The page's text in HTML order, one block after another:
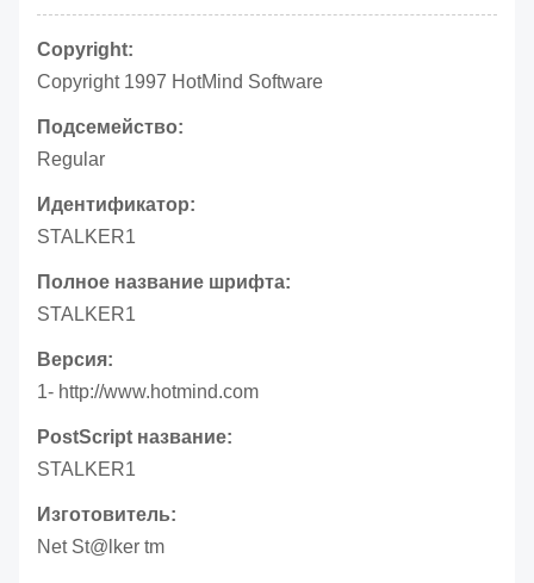
Copyright:
Copyright 1997 HotMind Software
Подсемейство:
Regular
Идентификатор:
STALKER1
Полное название шрифта:
STALKER1
Версия:
1- http://www.hotmind.com
PostScript название:
STALKER1
Изготовитель:
Net St@lker tm